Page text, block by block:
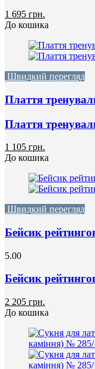
1 695 грн.
До кошика
Швидкий перегляд
Плаття
Плаття
1 105 грн.
До кошика
Швидкий перегляд
Бейсик
5.00
Бейсик
2 205 грн.
До кошика